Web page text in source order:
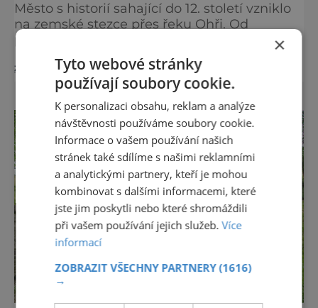
Město s historií sahající do 12. století vzniklo
na zemské stezce přes řeku Ohři. Od
počátků bylo vnímáno jako významné
kulturní a hospodářské středisko. Nebylo
proto žádným překvapením, že o století
později byla Kadaň panovníkem Přemyslem
Otakarem II. povýšena na královské město.
Samotné centrum dodnes představuje jednu
z nejmalebnějších památkových zón u nás.
Dominanty města Kadaň P
zobrazit více >>
×
Tyto webové stránky
používají soubory cookie.
K personalizaci obsahu, reklam a analýze
návštěvnosti používáme soubory cookie.
Informace o vašem používání našich
stránek také sdílíme s našimi reklamními
a analytickými partnery, kteří je mohou
kombinovat s dalšími informacemi, které
jste jim poskytli nebo které shromáždili
při vašem používání jejich služeb.Více
informací
ZOBRAZIT VŠECHNY PARTNERY(1616)
→